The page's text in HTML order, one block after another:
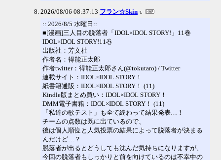
2026/08/06 08:37:13 フラン☆Skin
:: 2026/8/5 水曜日::
■[漫画]三人目の脱落者「IDOL×IDOL STORY!」11巻
IDOL×IDOL STORY!11巻
出版社：芳文社
作者名：得能正太郎
作者twitter：得能正太郎さん(@tokutaro) / Twitter
連載サイト：IDOL×IDOL STORY！
紙書籍通販：IDOL×IDOL STORY！ (11)
Kindle版まとめ買い：IDOL×IDOL STORY！
DMM電子書籍：IDOL×IDOL STORY！ (11)
「私達の歌テスト」も全て終わって結果発表…！
チームの点数は既に出ているので、
後は個人順位と人気投票の結果によって脱落者が決まる
んだけど…？
脱落者が出るとどうしても沈んだ気持ちになりますが、
今回の脱落者もしっかりと前を向けているのは不幸中の